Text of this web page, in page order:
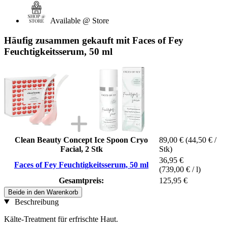
Available @ Store
Häufig zusammen gekauft mit Faces of Fey
Feuchtigkeitsserum, 50 ml
Clean Beauty Concept Ice Spoon Cryo
Facial, 2 Stk
89,00 € (44,50 € /
Stk)
Faces of Fey Feuchtigkeitsserum, 50 ml
36,95 €
(739,00 € / l)
Gesamtpreis:
125,95 €
Beide in den Warenkorb
Beschreibung
Kälte-Treatment für erfrischte Haut.